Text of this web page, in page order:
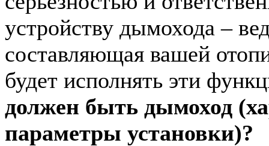
устройству дымохода –
составляющая вашей
будет исполнять эти
должен быть дымоход
параметры установки)?